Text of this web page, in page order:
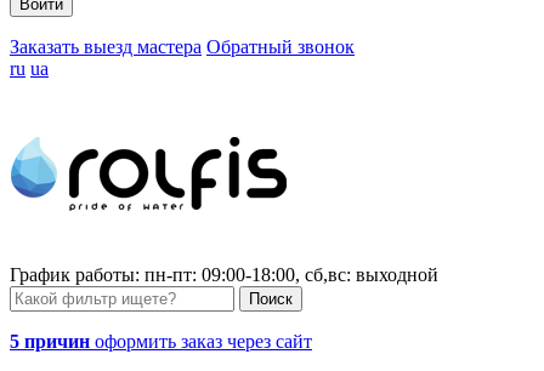
Заказать выезд мастера Обратный звонок
ru ua
График работы: пн-пт: 09:00-18:00, сб,вс: выходной
5 причин оформить заказ через сайт